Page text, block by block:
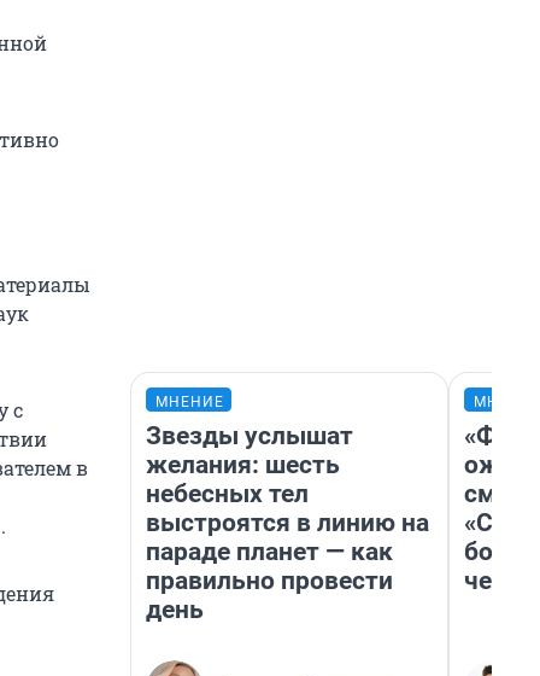
с
в
МНЕНИЕ
Звезды услышат
желания: шесть
небесных тел
выстроятся в линию на
параде планет — как
правильно провести
день